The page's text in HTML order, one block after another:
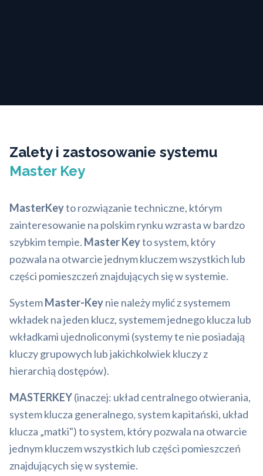
Zalety i zastosowanie systemu
Master Key
MasterKeyto rozwiązanie techniczne, którym
zainteresowanie na polskim rynku wzrasta w bardzo
szybkim tempie. Master Keyto system, który
pozwala na otwarcie jednym kluczem wszystkich lub
części pomieszczeń znajdujących się w systemie.
SystemMaster-Keynie należy mylić z systemem
wkładek na jeden klucz, systemem jednego klucza lub
wkładkami ujednoliconymi (systemy te nie posiadają
kluczy grupowych lub jakichkolwiek kluczy z
hierarchią dostępów).
MASTERKEY(inaczej: układ centralnego otwierania,
system klucza generalnego, system kapitański, układ
klucza „matki") to system, który pozwala na otwarcie
jednym kluczem wszystkich lub części pomieszczeń
znajdujących się w systemie.